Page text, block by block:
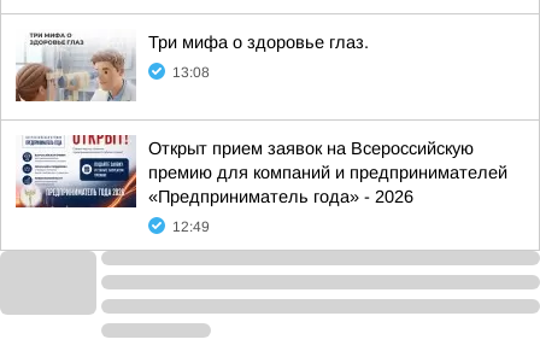
Три мифа о здоровье глаз.
13:08
Открыт прием заявок на Всероссийскую
премию для компаний и предпринимателей
«Предприниматель года» - 2026
12:49